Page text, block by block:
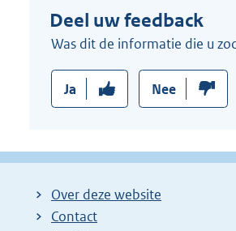
Deel uw feedback
Was dit de informatie die u
Ja Nee
Over deze website
Contact